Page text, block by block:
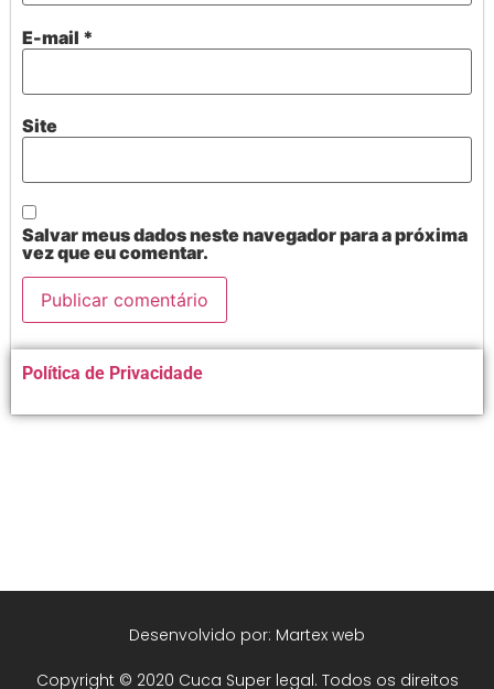
E-mail *
Site
Salvar meus dados neste navegador para a próxima
vez que eu comentar.
Alternative:
Política de Privacidade
Copyright © 2020 Cuca Super legal. Todos os direitos
Desenvolvido por: Martex web